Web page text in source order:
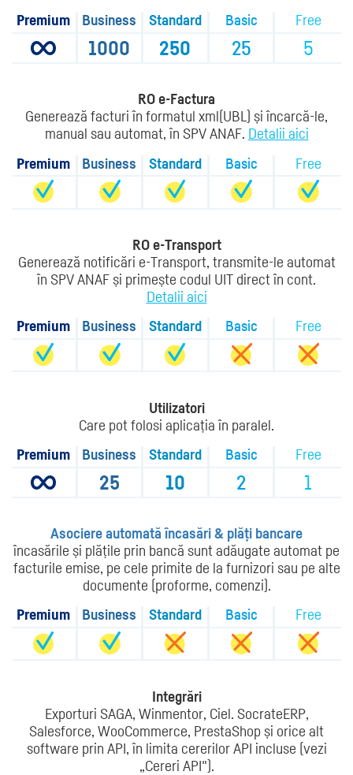
Premium
Business Standard Basic Free
1000 250 25 5
RO e-Factura
Generează facturi în formatul xml(UBL) și încarcă-le,
manual sau automat, în SPV ANAF. Detalii aici
Premium
Business Standard Basic Free
RO e-Transport
Generează notificări e-Transport, transmite-le automat
în SPV ANAF și primește codul UIT direct în cont.
Detalii aici
Premium
Business Standard Basic Free
Utilizatori
Care pot folosi aplicația în paralel.
Premium
Business Standard Basic Free
25 10 2 1
Asociere automată încasări & plăți bancare
încasările și plățile prin bancă sunt adăugate automat pe
facturile emise, pe cele primite de la furnizori sau pe alte
documente (proforme, comenzi).
Premium
Business Standard Basic Free
Integrări
Exporturi SAGA, Winmentor, Ciel. SocrateERP,
Salesforce, WooCommerce, PrestaShop și orice alt
software prin API, în limita cererilor API incluse (vezi
„Cereri API").